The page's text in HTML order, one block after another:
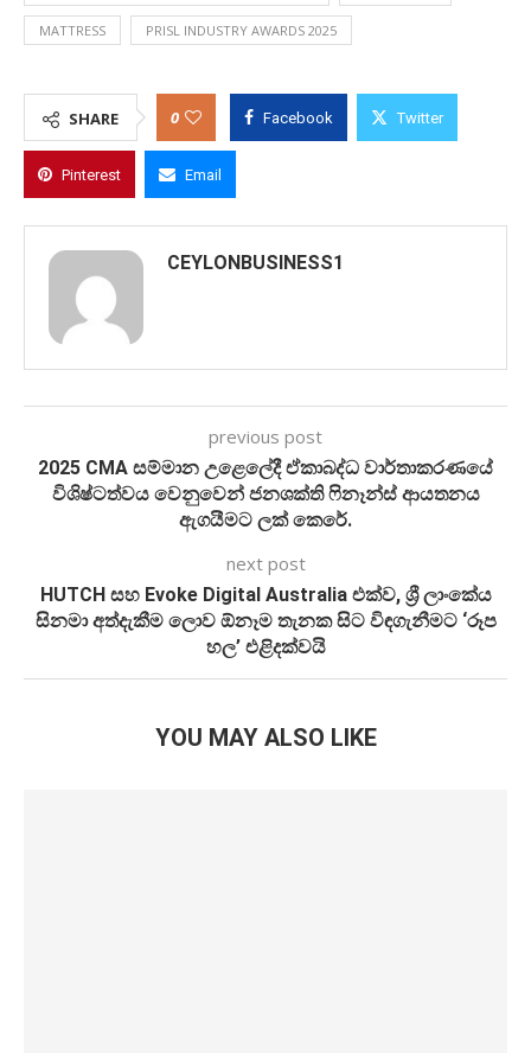
MATTRESS PRISL INDUSTRY AWARDS 2025
SHARE 0 Facebook Twitter
Pinterest Email
CEYLONBUSINESS1
previous post
2025 CMA සම්මාන උළෙලේදී ඒකාබද්ධ වාර්තාකරණයේ
විශිෂ්ටත්වය වෙනුවෙන් ජනශක්ති ෆිනෑන්ස් ආයතනය
ඇගයීමට ලක් කෙරේ.
next post
HUTCH සහ Evoke Digital Australia එක්ව, ශ්‍රී ලාංකේය
සිනමා අත්දැකීම ලොව ඕනෑම තැනක සිට විඳගැනීමට ‘රූප
හල’ එළිදක්වයි
YOU MAY ALSO LIKE